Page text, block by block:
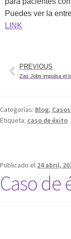
Puedes ver la
LINK
PREVIOUS
Categorías: Blog,
Etiqueta: caso de éxito
Publicado el 24 abril,
Caso de